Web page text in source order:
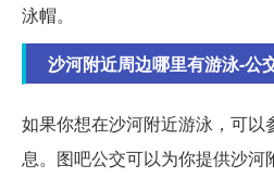
泳帽。
沙河附近周边哪里有游泳-公
如果你想在沙河附近游泳，可以
息。图吧公交可以为你提供沙河